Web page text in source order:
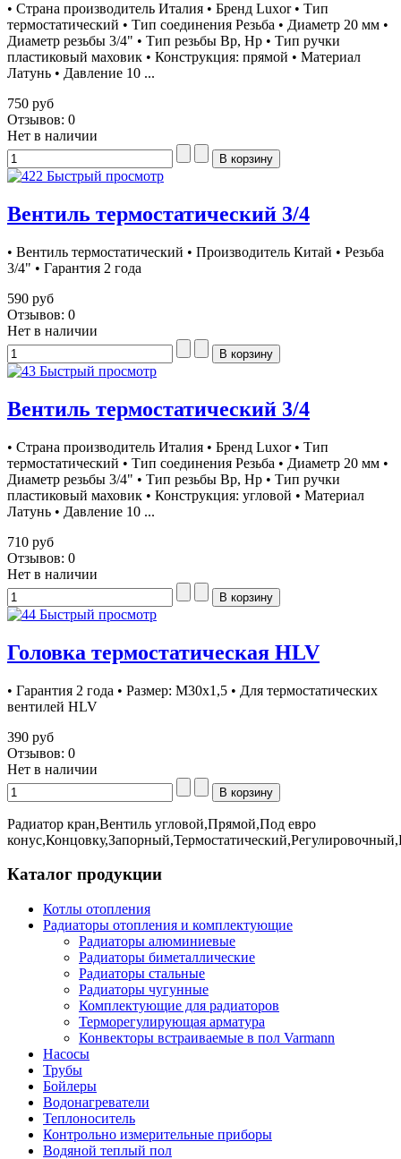
• Страна производитель Италия • Бренд Luxor • Тип
термостатический • Тип соединения Резьба • Диаметр 20 мм •
Диаметр резьбы 3/4" • Тип резьбы Вр, Нр • Тип ручки
пластиковый маховик • Конструкция: прямой • Материал
Латунь • Давление 10 ...
750 руб
Отзывов: 0
Нет в наличии
Быстрый просмотр
Вентиль термостатический 3/4
• Вентиль термостатический • Производитель Китай • Резьба
3/4" • Гарантия 2 года
590 руб
Отзывов: 0
Нет в наличии
Быстрый просмотр
Вентиль термостатический 3/4
• Страна производитель Италия • Бренд Luxor • Тип
термостатический • Тип соединения Резьба • Диаметр 20 мм •
Диаметр резьбы 3/4" • Тип резьбы Вр, Нр • Тип ручки
пластиковый маховик • Конструкция: угловой • Материал
Латунь • Давление 10 ...
710 руб
Отзывов: 0
Нет в наличии
Быстрый просмотр
Головка термостатическая HLV
• Гарантия 2 года • Размер: М30х1,5 • Для термостатических
вентилей HLV
390 руб
Отзывов: 0
Нет в наличии
Радиатор кран,Вентиль угловой,Прямой,Под евро
Каталог продукции
Котлы отопления
Радиаторы отопления и комплектующие
Радиаторы алюминиевые
Радиаторы биметаллические
Радиаторы стальные
Радиаторы чугунные
Комплектующие для радиаторов
Терморегулирующая арматура
Конвекторы встраиваемые в пол Varmann
Насосы
Трубы
Бойлеры
Водонагреватели
Теплоноситель
Контрольно измерительные приборы
Водяной теплый пол